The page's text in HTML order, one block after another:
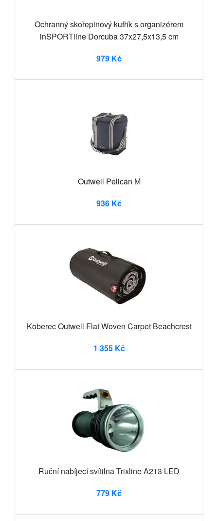
Ochranný skořepinový kufřík s organizérem
inSPORTline Dorcuba 37x27,5x13,5 cm
979 Kč
Outwell Pelican M
936 Kč
Koberec Outwell Flat Woven Carpet Beachcrest
1 355 Kč
Ruční nabíjecí svítilna Trixline A213 LED
779 Kč